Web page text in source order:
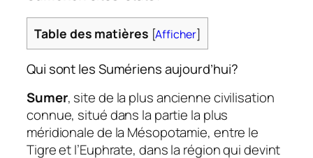
Table des matières [Afficher]
Qui sont les Sumériens aujourd’hui?
Sumer, site de la plus ancienne civilisation
connue, situé dans la partie la plus
méridionale de la Mésopotamie, entre le
Tigre et l’Euphrate, dans la région qui devint